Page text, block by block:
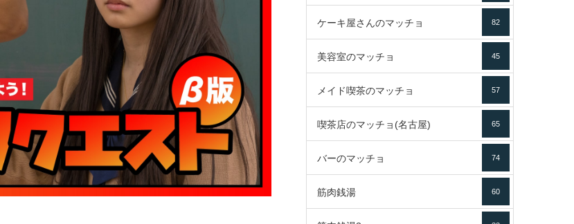
ケーキ屋さんのマッチョ 82
美容室のマッチョ 45
メイド喫茶のマッチョ 57
喫茶店のマッチョ(名古屋) 65
バーのマッチョ 74
筋肉銭湯 60